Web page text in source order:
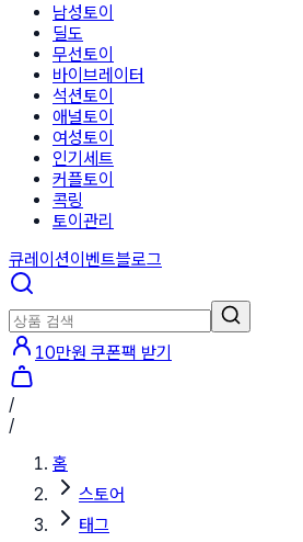
남성토이
딜도
무선토이
바이브레이터
석션토이
애널토이
여성토이
인기세트
커플토이
콕링
토이관리
큐레이션이벤트블로그
10만원 쿠폰팩 받기
/
/
홈
스토어
태그